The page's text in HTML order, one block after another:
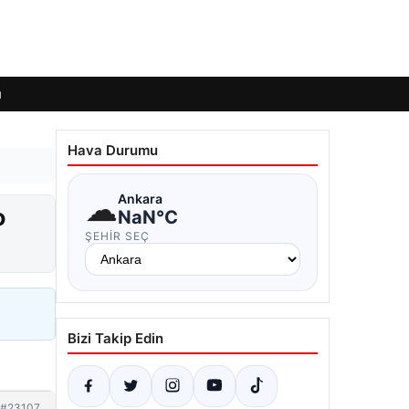
Hava Durumu
☁Ankara
NaN°C
ŞEHIR SEÇ
Bizi Takip Edin